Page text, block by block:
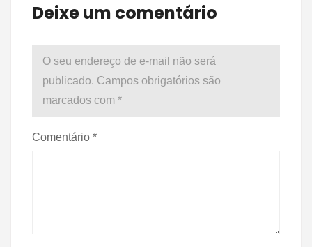
Deixe um comentário
O seu endereço de e-mail não será
publicado. Campos obrigatórios são
marcados com *
Comentário *